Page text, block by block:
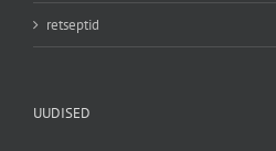
retseptid
UUDISED